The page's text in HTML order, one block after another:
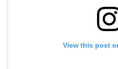
View this post